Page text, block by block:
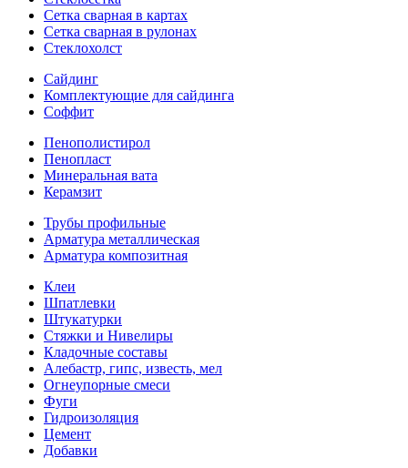
Сетка сварная в картах
Сетка сварная в рулонах
Стеклохолст
Сайдинг
Комплектующие для сайдинга
Соффит
Пенополистирол
Пенопласт
Минеральная вата
Керамзит
Трубы профильные
Арматура металлическая
Арматура композитная
Клеи
Шпатлевки
Штукатурки
Стяжки и Нивелиры
Кладочные составы
Алебастр, гипс, известь, мел
Огнеупорные смеси
Фуги
Гидроизоляция
Цемент
Добавки